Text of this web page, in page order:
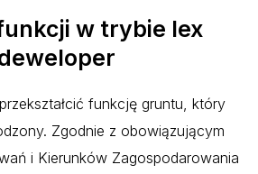
w trybie lex
funkcję gruntu, który
Zgodnie z obowiązującym
i Kierunków Zagospodarowania